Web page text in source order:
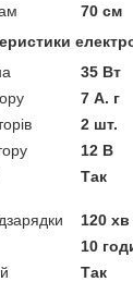
70 см
35 Вт
7 А. г
2 шт.
12 В
Так
120 хв
10
Так